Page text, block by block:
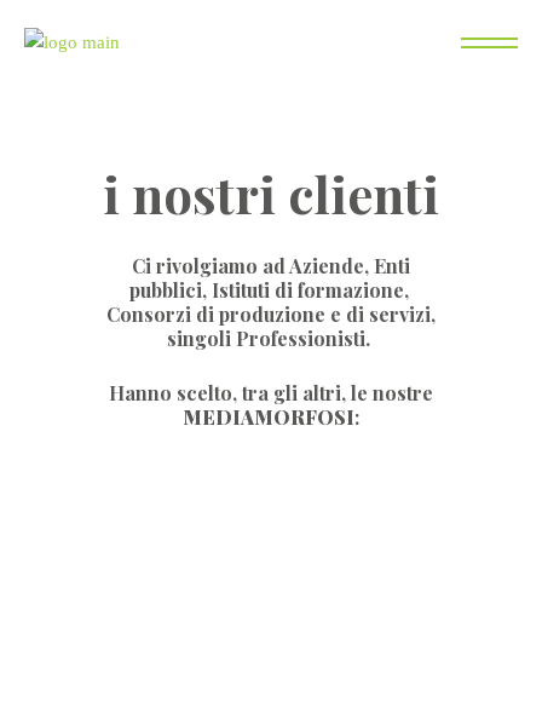
i nostri clienti
Ci rivolgiamo ad Aziende, Enti
pubblici, Istituti di formazione,
Consorzi di produzione e di servizi,
singoli Professionisti.
Hanno scelto, tra gli altri, le nostre
MEDIAMORFOSI: